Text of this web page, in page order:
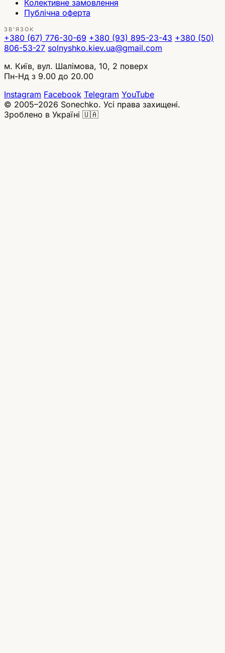
Колективне замовлення
Публічна оферта
ЗВ'ЯЗОК
+380 (67) 776-30-69 +380 (93) 895-23-43 +380 (50)
806-53-27 solnyshko.kiev.ua@gmail.com
м. Київ, вул. Шалімова, 10, 2 поверх
Пн-Нд з 9.00 до 20.00
Instagram Facebook Telegram YouTube
© 2005–2026 Sonechko. Усі права захищені.
Зроблено в Україні 🇺🇦